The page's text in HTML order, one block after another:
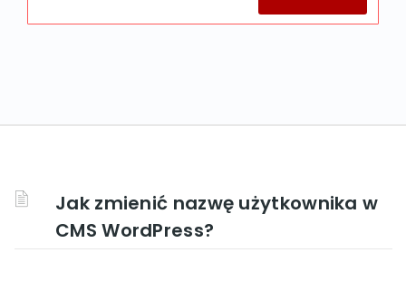
Jak zmienić nazwę użytkownika w
CMS WordPress?